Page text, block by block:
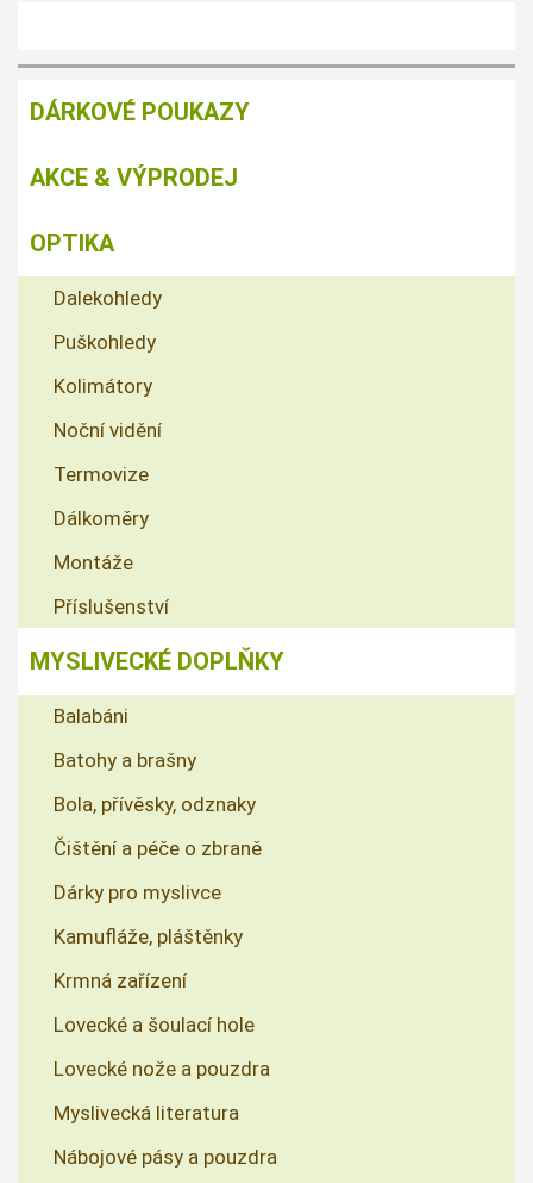
DÁRKOVÉ POUKAZY
AKCE & VÝPRODEJ
OPTIKA
Dalekohledy
Puškohledy
Kolimátory
Noční vidění
Termovize
Dálkoměry
Montáže
Příslušenství
MYSLIVECKÉ DOPLŇKY
Balabáni
Batohy a brašny
Bola, přívěsky, odznaky
Čištění a péče o zbraně
Dárky pro myslivce
Kamufláže, pláštěnky
Krmná zařízení
Lovecké a šoulací hole
Lovecké nože a pouzdra
Myslivecká literatura
Nábojové pásy a pouzdra